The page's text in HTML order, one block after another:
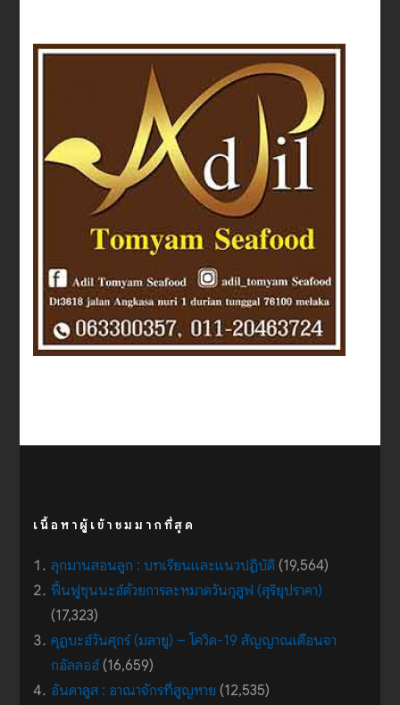
เนื้อหาผู้เข้าชมมากที่สุด
ลุกมานสอนลูก : บทเรียนและแนวปฏิบัติ (19,564)
ฟื้นฟูซุนนะฮ์ด้วยการละหมาดวันกุสูฟ (สุริยุปราคา)
(17,323)
คุฏบะฮ์วันศุกร์ (มลายู) – โควิด-19 สัญญาณเตือนจา
กอัลลอฮ์ (16,659)
อันดาลูส : อาณาจักรที่สูญหาย (12,535)